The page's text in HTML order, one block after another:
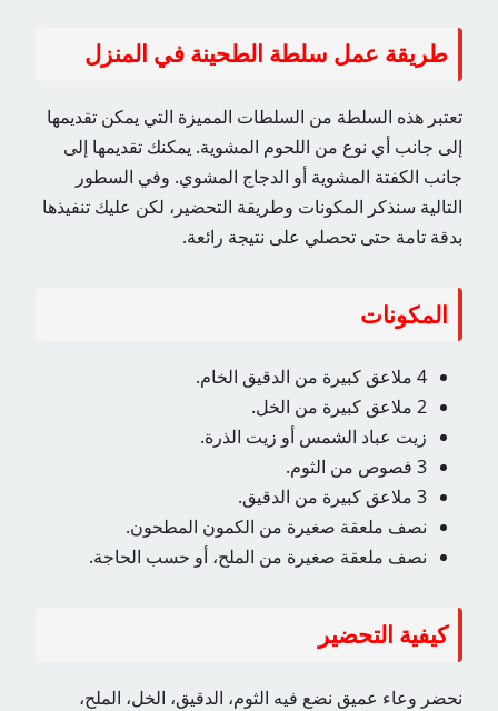
طريقة عمل سلطة الطحينة في المنزل
تعتبر هذه السلطة من السلطات المميزة التي يمكن تقديمها
إلى جانب أي نوع من اللحوم المشوية. يمكنك تقديمها إلى
جانب الكفتة المشوية أو الدجاج المشوي. وفي السطور
التالية سنذكر المكونات وطريقة التحضير، لكن عليك تنفيذها
بدقة تامة حتى تحصلي على نتيجة رائعة.
المكونات
4 ملاعق كبيرة من الدقيق الخام.
2 ملاعق كبيرة من الخل.
زيت عباد الشمس أو زيت الذرة.
3 فصوص من الثوم.
3 ملاعق كبيرة من الدقيق.
نصف ملعقة صغيرة من الكمون المطحون.
نصف ملعقة صغيرة من الملح، أو حسب الحاجة.
كيفية التحضير
نحضر وعاء عميق نضع فيه الثوم، الدقيق، الخل، الملح،